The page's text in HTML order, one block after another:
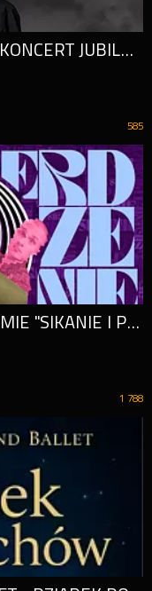
LEGENDA MŁODYCH WILKÓW KONCERT JUBILEUSZOWY
585
ŻAGAŃ! KUBA WU W PROGRAMIE "SIKANIE I PIERDZENIE" | STAND-UP
1 788